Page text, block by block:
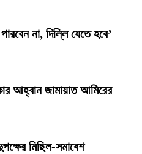
না, দিল্লি যেতে হবে’
আহ্বান জামায়াত আমিরের
মিছিল-সমাবেশ